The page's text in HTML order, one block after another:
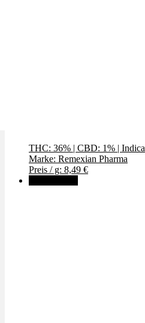
THC: 36% | CBD: 1% | Indica
Marke: Remexian Pharma
Preis / g: 8,49 €